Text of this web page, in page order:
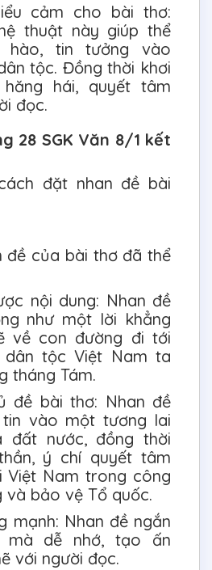
cảm cho bài thơ:
thuật này giúp thể
hào, tin tưởng vào
tộc. Đồng thời khơi
hái, quyết tâm
đọc.
28 SGK Văn 8/1 kết
đặt nhan đề bài
đề của bài thơ đã thể
nội dung: Nhan đề
như một lời khẳng
về con đường đi tới
tộc Việt Nam ta
tháng Tám.
đề bài thơ: Nhan đề
tin vào một tương lai
đất nước, đồng thời
ý chí quyết tâm
Việt Nam trong công
và bảo vệ Tổ quốc.
mạnh: Nhan đề ngắn
mà dễ nhớ, tạo ấn
với người đọc.